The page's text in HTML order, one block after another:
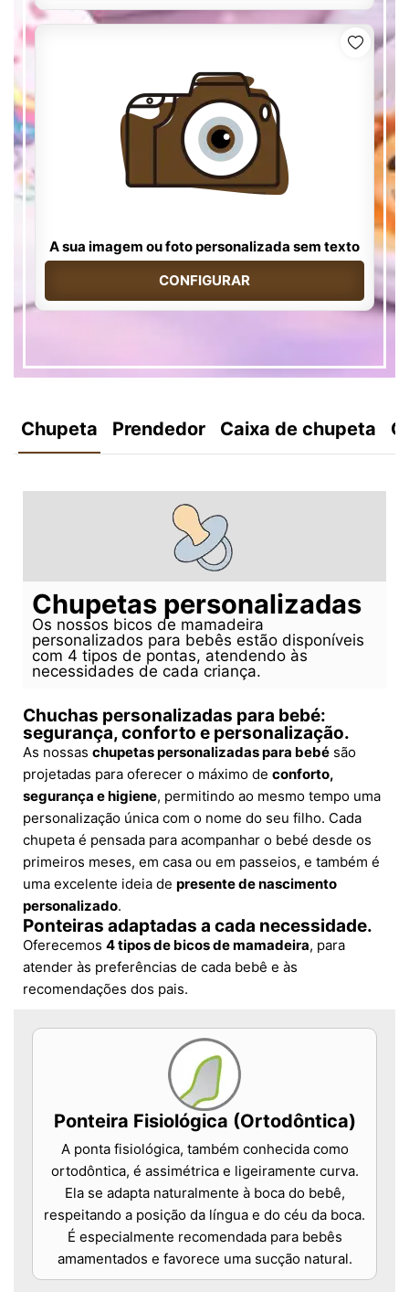
A sua imagem ou foto personalizada sem texto
CONFIGURAR
Chupeta Prendedor Caixa de chupeta
Chupetas personalizadas
Os nossos bicos de mamadeira
personalizados para bebês estão disponíveis
com 4 tipos de pontas, atendendo às
necessidades de cada criança.
Chuchas personalizadas para bebé:
segurança, conforto e personalização.
As nossas chupetas personalizadas para bebé são
projetadas para oferecer o máximo de conforto,
segurança e higiene, permitindo ao mesmo tempo uma
personalização única com o nome do seu filho. Cada
chupeta é pensada para acompanhar o bebé desde os
primeiros meses, em casa ou em passeios, e também é
uma excelente ideia de presente de nascimento
personalizado.
Ponteiras adaptadas a cada necessidade.
Oferecemos 4 tipos de bicos de mamadeira, para
atender às preferências de cada bebê e às
recomendações dos pais.
Ponteira Fisiológica (Ortodôntica)
A ponta fisiológica, também conhecida como
ortodôntica, é assimétrica e ligeiramente curva.
Ela se adapta naturalmente à boca do bebê,
respeitando a posição da língua e do céu da boca.
É especialmente recomendada para bebês
amamentados e favorece uma sucção natural.